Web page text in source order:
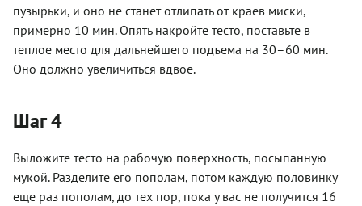
пузырьки, и оно не станет отлипать от краев миски,
примерно 10 мин. Опять накройте тесто, поставьте в
теплое место для дальнейшего подъема на 30–60 мин.
Оно должно увеличиться вдвое.
Шаг 4
Выложите тесто на рабочую поверхность, посыпанную
мукой. Разделите его пополам, потом каждую половинку
еще раз пополам, до тех пор, пока у вас не получится 16